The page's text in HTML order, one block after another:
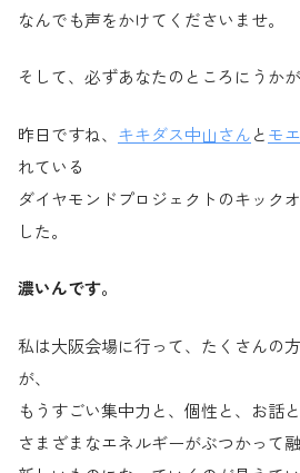
なんでも声をかけてくださいませ。
そして、必ずあなたのところにうか
昨日ですね、 キキダス中山さんとモ
れている
ダイヤモンドプロジェクトのキック
した。
濃いんです。
私は大阪会場に行って、たくさんの
が、
もうすごい集中力と、個性と、お話と
さまざまなエネルギーがぶつかって融